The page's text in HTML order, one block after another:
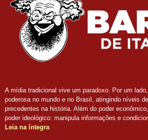
A mídia tradicional vive um paradoxo. Por um
poderosa no mundo e no Brasil, atingindo níveis
precedentes na história. Além do poder
poder ideológico: manipula informações e
Leia na íntegra